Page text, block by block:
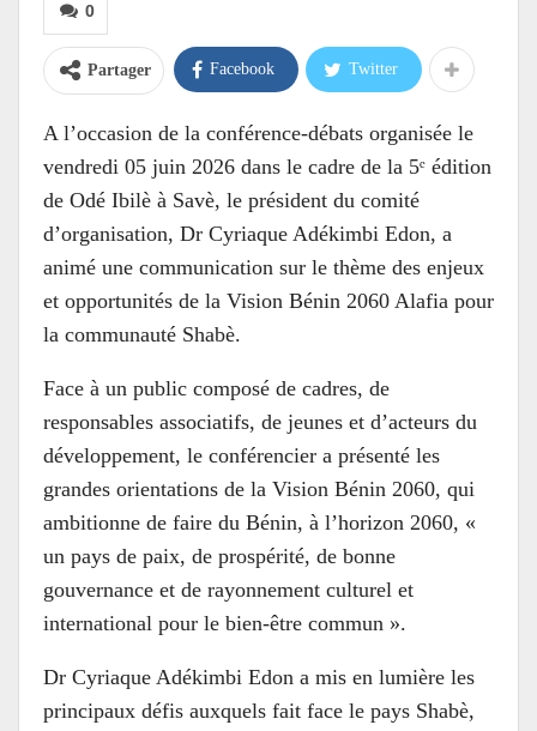
0
Partager Facebook Twitter
A l’occasion de la conférence-débats organisée le
vendredi 05 juin 2026 dans le cadre de la 5ᵉ édition
de Odé Ibilè à Savè, le président du comité
d’organisation, Dr Cyriaque Adékimbi Edon, a
animé une communication sur le thème des enjeux
et opportunités de la Vision Bénin 2060 Alafia pour
la communauté Shabè.
Face à un public composé de cadres, de
responsables associatifs, de jeunes et d’acteurs du
développement, le conférencier a présenté les
grandes orientations de la Vision Bénin 2060, qui
ambitionne de faire du Bénin, à l’horizon 2060, «
un pays de paix, de prospérité, de bonne
gouvernance et de rayonnement culturel et
international pour le bien-être commun ».
Dr Cyriaque Adékimbi Edon a mis en lumière les
principaux défis auxquels fait face le pays Shabè,